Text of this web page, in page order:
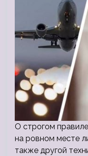
О строгом
на ровном месте
также другой